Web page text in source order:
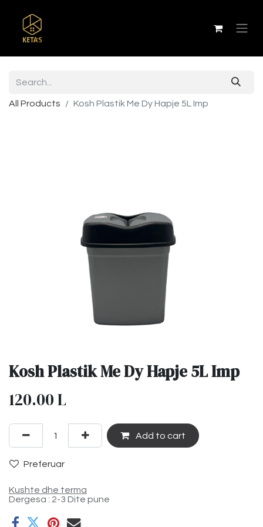
All Products Kosh Plastik Me Dy Hapje 5L Imp
Kosh Plastik Me Dy Hapje 5L Imp
120.00L
Add to cart
Preferuar
Kushte dhe terma
Dergesa : 2-3 Dite pune